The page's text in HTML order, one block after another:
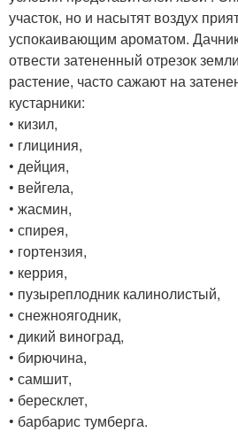
участок, но и насытят воздух
успокаивающим ароматом.
отвести затененный отрезок
растение, часто сажают на
кустарники:
• кизил,
• глициния,
• дейция,
• вейгела,
• жасмин,
• спирея,
• гортензия,
• керрия,
• пузыреплодник калинолистый,
• снежноягодник,
• дикий виноград,
• бирючина,
• самшит,
• бересклет,
• барбарис тумберга.